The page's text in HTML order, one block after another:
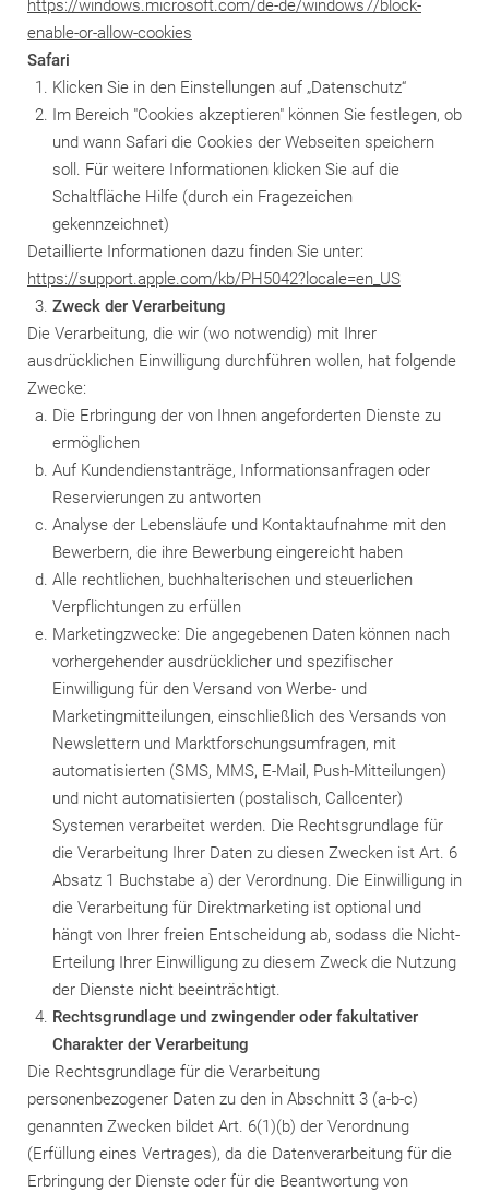
https://windows.microsoft.com/de-de/windows7/block-
enable-or-allow-cookies
Safari
Klicken Sie in den Einstellungen auf „Datenschutz“
Im Bereich "Cookies akzeptieren" können Sie festlegen, ob
und wann Safari die Cookies der Webseiten speichern
soll. Für weitere Informationen klicken Sie auf die
Schaltfläche Hilfe (durch ein Fragezeichen
gekennzeichnet)
Detaillierte Informationen dazu finden Sie unter:
https://support.apple.com/kb/PH5042?locale=en_US
Zweck der Verarbeitung
Die Verarbeitung, die wir (wo notwendig) mit Ihrer
ausdrücklichen Einwilligung durchführen wollen, hat folgende
Zwecke:
Die Erbringung der von Ihnen angeforderten Dienste zu
ermöglichen
Auf Kundendienstanträge, Informationsanfragen oder
Reservierungen zu antworten
Analyse der Lebensläufe und Kontaktaufnahme mit den
Bewerbern, die ihre Bewerbung eingereicht haben
Alle rechtlichen, buchhalterischen und steuerlichen
Verpflichtungen zu erfüllen
Marketingzwecke: Die angegebenen Daten können nach
vorhergehender ausdrücklicher und spezifischer
Einwilligung für den Versand von Werbe- und
Marketingmitteilungen, einschließlich des Versands von
Newslettern und Marktforschungsumfragen, mit
automatisierten (SMS, MMS, E-Mail, Push-Mitteilungen)
und nicht automatisierten (postalisch, Callcenter)
Systemen verarbeitet werden. Die Rechtsgrundlage für
die Verarbeitung Ihrer Daten zu diesen Zwecken ist Art. 6
Absatz 1 Buchstabe a) der Verordnung. Die Einwilligung in
die Verarbeitung für Direktmarketing ist optional und
hängt von Ihrer freien Entscheidung ab, sodass die Nicht-
Erteilung Ihrer Einwilligung zu diesem Zweck die Nutzung
der Dienste nicht beeinträchtigt.
Rechtsgrundlage und zwingender oder fakultativer
Charakter der Verarbeitung
Die Rechtsgrundlage für die Verarbeitung
personenbezogener Daten zu den in Abschnitt 3 (a-b-c)
genannten Zwecken bildet Art. 6(1)(b) der Verordnung
(Erfüllung eines Vertrages), da die Datenverarbeitung für die
Erbringung der Dienste oder für die Beantwortung von